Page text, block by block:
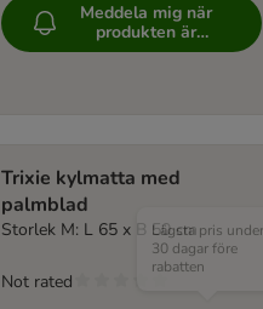
Meddela mig när
produkten är
tillgänglig
Trixie kylmatta med
palmblad
Storlek M: L 65 x B 50 cmLägsta pris under
30 dagar före
rabatten
Not rated